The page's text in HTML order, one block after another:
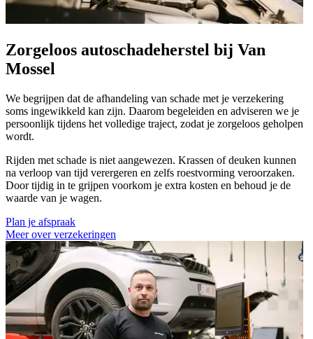
Zorgeloos autoschadeherstel bij Van
Mossel
We begrijpen dat de afhandeling van schade met je verzekering
soms ingewikkeld kan zijn. Daarom begeleiden en adviseren we je
persoonlijk tijdens het volledige traject, zodat je zorgeloos geholpen
wordt.
Rijden met schade is niet aangewezen. Krassen of deuken kunnen
na verloop van tijd verergeren en zelfs roestvorming veroorzaken.
Door tijdig in te grijpen voorkom je extra kosten en behoud je de
waarde van je wagen.
Plan je afspraak
Meer over verzekeringen